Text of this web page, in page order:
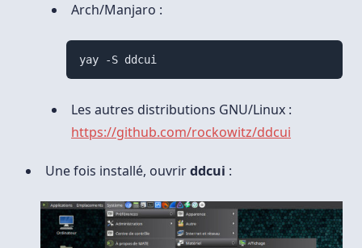
Arch/Manjaro :
yay -S ddcui
Les autres distributions GNU/Linux :
https://github.com/rockowitz/ddcui
Une fois installé, ouvrirddcui :